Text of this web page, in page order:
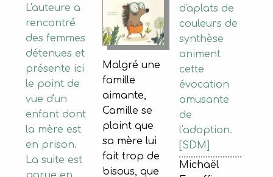
L'auteure a
rencontré
des femmes
détenues et
présente ici
le point de
vue d'un
enfant dont
la mère est
en prison.
La suite est
d'aplats de
couleurs de
synthèse
animent
cette
évocation
amusante
de
l'adoption.
[SDM]
Michaël
Malgré une
famille
aimante,
Camille se
plaint que
sa mère lui
fait trop de
bisous, que